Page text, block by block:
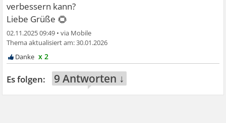
verbessern kann?
Liebe Grüße 🌻
02.11.2025 09:49 •
30.01.2026
x 2
9 Antworten ↓